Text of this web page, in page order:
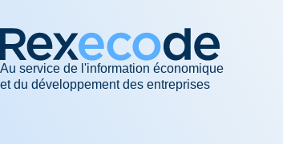
Au service de l'information économique
et du développement des entreprises